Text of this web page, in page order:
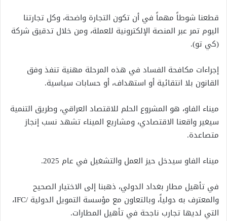
قطعنا شوطاً مهماً في أن تكون التجارة واضحة، وكل تجارتنا
اليوم تمر عبر المنصة الإلكترونية للعملة، ومن خلال تدقيق شركة
(كي تو).
إجراءات مكافحة الفساد في هذه المرحلة مهنية تنفذ وفق
القانون بلا انتقائية أو استهداف، أو حسابات سياسية.
ميناء الفاو، هو المشروع الحلم للاقتصاد العراقي، وطريق التنمية
سيغير واقعنا الاقتصادي، ومشاريع الميناء تشهد نسب إنجاز
متصاعدة.
ميناء الفاو سيدخل حيز العمل والتشغيل في عام 2025.
في تأهيل مطار بغداد الدولي، ذهبنا إلى الاختيار الصحيح
والمعترف به دولياً، وبالتعاون مع مؤسسة التمويل الدولية /IFC،
التي لديها تجارب ناجحة في تأهيل المطارات.